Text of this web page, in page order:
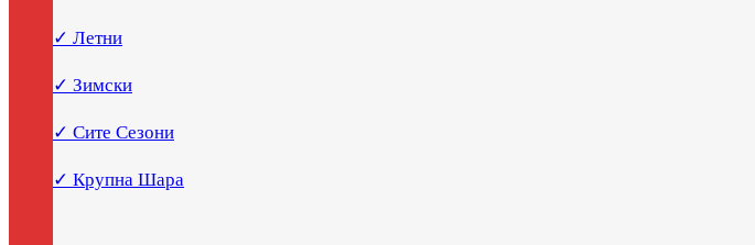
✓ Летни
✓ Зимски
✓ Сите Сезони
✓ Крупна Шара